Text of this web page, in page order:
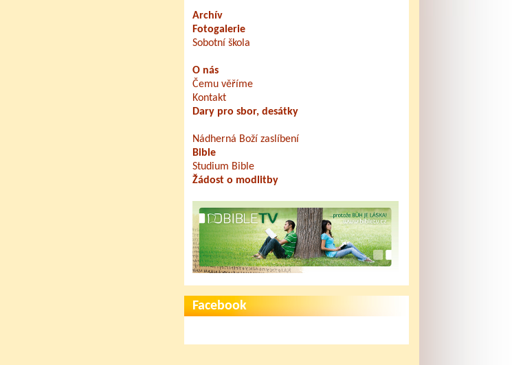
Archív
Fotogalerie
Sobotní škola
O nás
Čemu věříme
Kontakt
Dary pro sbor, desátky
Nádherná Boží zaslíbení
Bible
Studium Bible
Žádost o modlitby
Facebook